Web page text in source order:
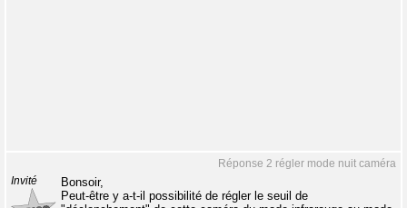
Réponse 2 régler mode nuit caméra
Invité
Bonsoir,
Peut-être y a-t-il possibilité de régler le seuil de